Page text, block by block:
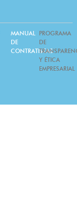
MANUAL
DE
CONTRATISTAS
PROGRAMA
DE
Y ÉTICA
EMPRESARIAL